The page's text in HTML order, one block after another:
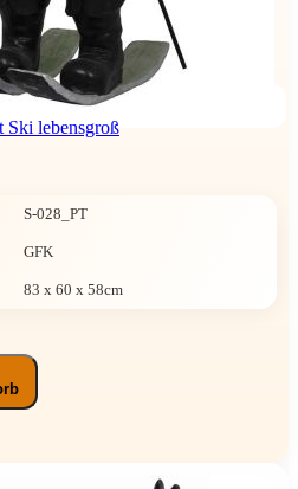
Ski lebensgroß
S-028_PT
GFK
83 x 60 x 58cm